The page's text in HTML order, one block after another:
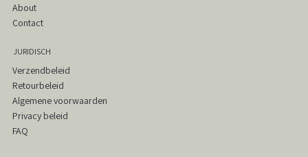
About
Contact
JURIDISCH
Verzendbeleid
Retourbeleid
Algemene voorwaarden
Privacy beleid
FAQ